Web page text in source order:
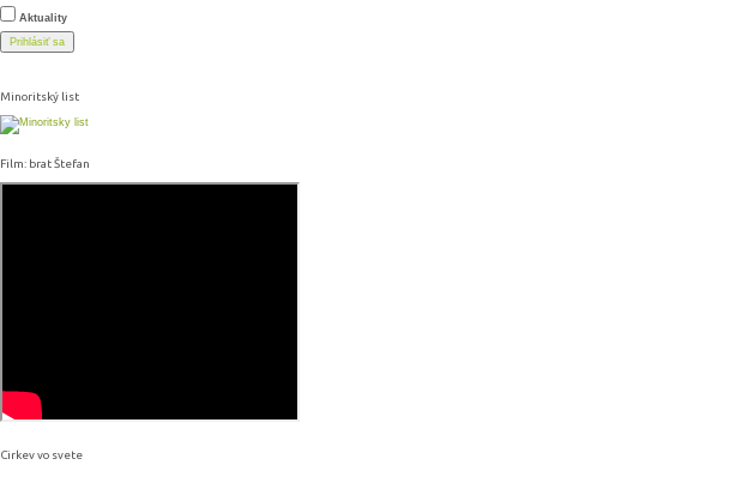
Aktuality
Prihlásiť sa
Minoritský list
Film: brat Štefan
Cirkev vo svete